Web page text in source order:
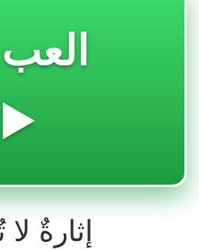
▶️
إثارةٌ